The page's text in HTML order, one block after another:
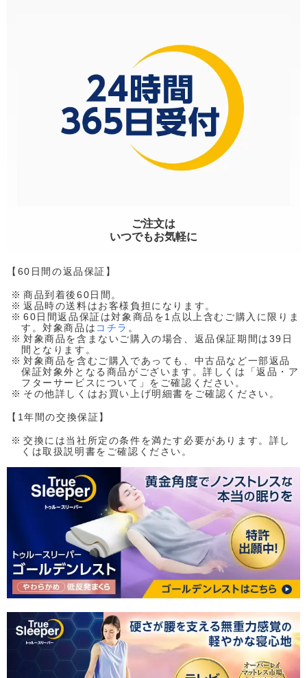
ご注文は
いつでもお気軽に
【60日間の返品保証】
商品到着後60日間。
返品時の送料はお客様負担になります。
60日間返品保証は対象商品を1点以上含むご購入に限りま
す。対象商品は コチラ 。
対象商品を含まないご購入の場合、返品保証期間は39日
間となります。
対象商品を含むご購入であっても、中古品など一部返品
保証対象外となる商品がございます。詳しくは「返品・ア
フターサービスについて」をご確認ください。
その他詳しくはお買い上げ明細書をご確認ください。
【1年間の交換保証】
交換には当社所定の条件を満たす必要があります。詳し
くは取扱説明書をご確認ください。